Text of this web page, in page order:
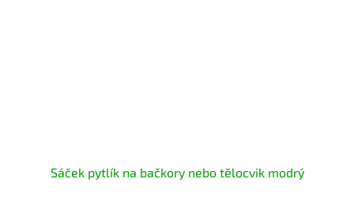
Sáček pytlík na bačkory nebo tělocvik modrý